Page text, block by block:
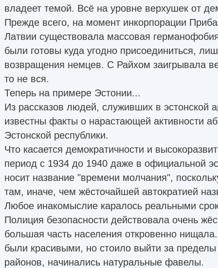
владеет темой. Всё на уровне верхушек от
Прежде всего, на момент инкорпорации
Латвии существовала массовая
были готовы куда угодно присоединиться,
возвращения немцев. С Райхом заигрывала
то не вся.
Теперь на примере Эстонии...
Из рассказов людей, служивших в эстонской
известны факты о нарастающей активности
Эстонской республики.
Что касается демократичности и
период с 1934 до 1940 даже в официальной
носит название "времени молчания",
там, иначе, чем жёсточайшей автократией
Любое инакомыслие каралось реальными
Полиция безопасности действовала очень
большая часть населения откровенно
были красивыми, но стоило выйти за
районов, начинались натуральные фавелы.